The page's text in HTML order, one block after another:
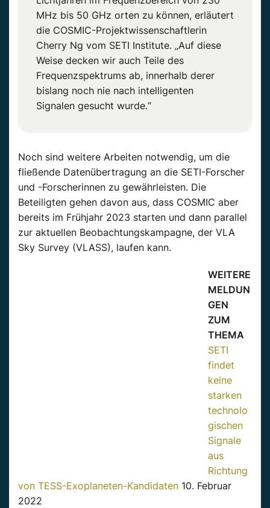
MHz bis 50 GHz orten zu können, erläutert
die COSMIC-Projektwissenschaftlerin
Cherry Ng vom SETI Institute. „Auf diese
Weise decken wir auch Teile des
Frequenzspektrums ab, innerhalb derer
bislang noch nie nach intelligenten
Signalen gesucht wurde.“
Noch sind weitere Arbeiten notwendig, um die
fließende Datenübertragung an die SETI-Forscher
und -Forscherinnen zu gewährleisten. Die
Beteiligten gehen davon aus, dass COSMIC aber
bereits im Frühjahr 2023 starten und dann parallel
zur aktuellen Beobachtungskampagne, der VLA
Sky Survey (VLASS), laufen kann.
WEITERE
MELDUN
GEN
ZUM
THEMA
SETI
findet
keine
starken
technolo
gischen
Signale
aus
Richtung
von TESS-Exoplaneten-Kandidaten 10. Februar
2022